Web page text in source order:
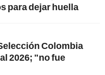
para dejar huella
Colombia
2026; "no fue